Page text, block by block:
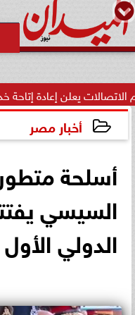
إعادة إتاحة خدمة
أخبار مصر
أسلحة
السيسي
الدولي